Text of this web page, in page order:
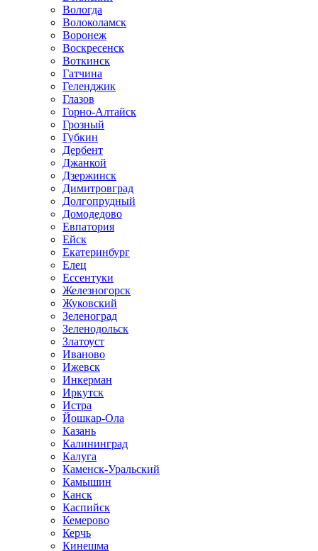
Вологда
Волоколамск
Воронеж
Воскресенск
Воткинск
Гатчина
Геленджик
Глазов
Горно-Алтайск
Грозный
Губкин
Дербент
Джанкой
Дзержинск
Димитровград
Долгопрудный
Домодедово
Евпатория
Ейск
Екатеринбург
Елец
Ессентуки
Железногорск
Жуковский
Зеленоград
Зеленодольск
Златоуст
Иваново
Ижевск
Инкерман
Иркутск
Истра
Йошкар-Ола
Казань
Калининград
Калуга
Каменск-Уральский
Камышин
Канск
Каспийск
Кемерово
Керчь
Кинешма